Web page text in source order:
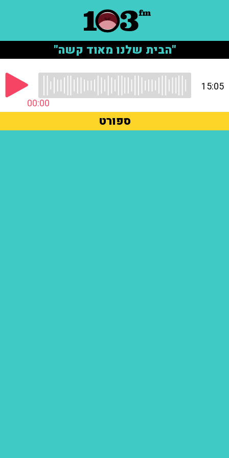
"הבית שלנו מאוד קשה"
00:00
15:05
ספורט